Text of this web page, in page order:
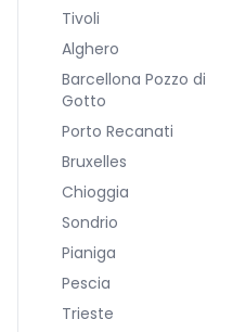
Tivoli
Alghero
Barcellona Pozzo di
Gotto
Porto Recanati
Bruxelles
Chioggia
Sondrio
Pianiga
Pescia
Trieste